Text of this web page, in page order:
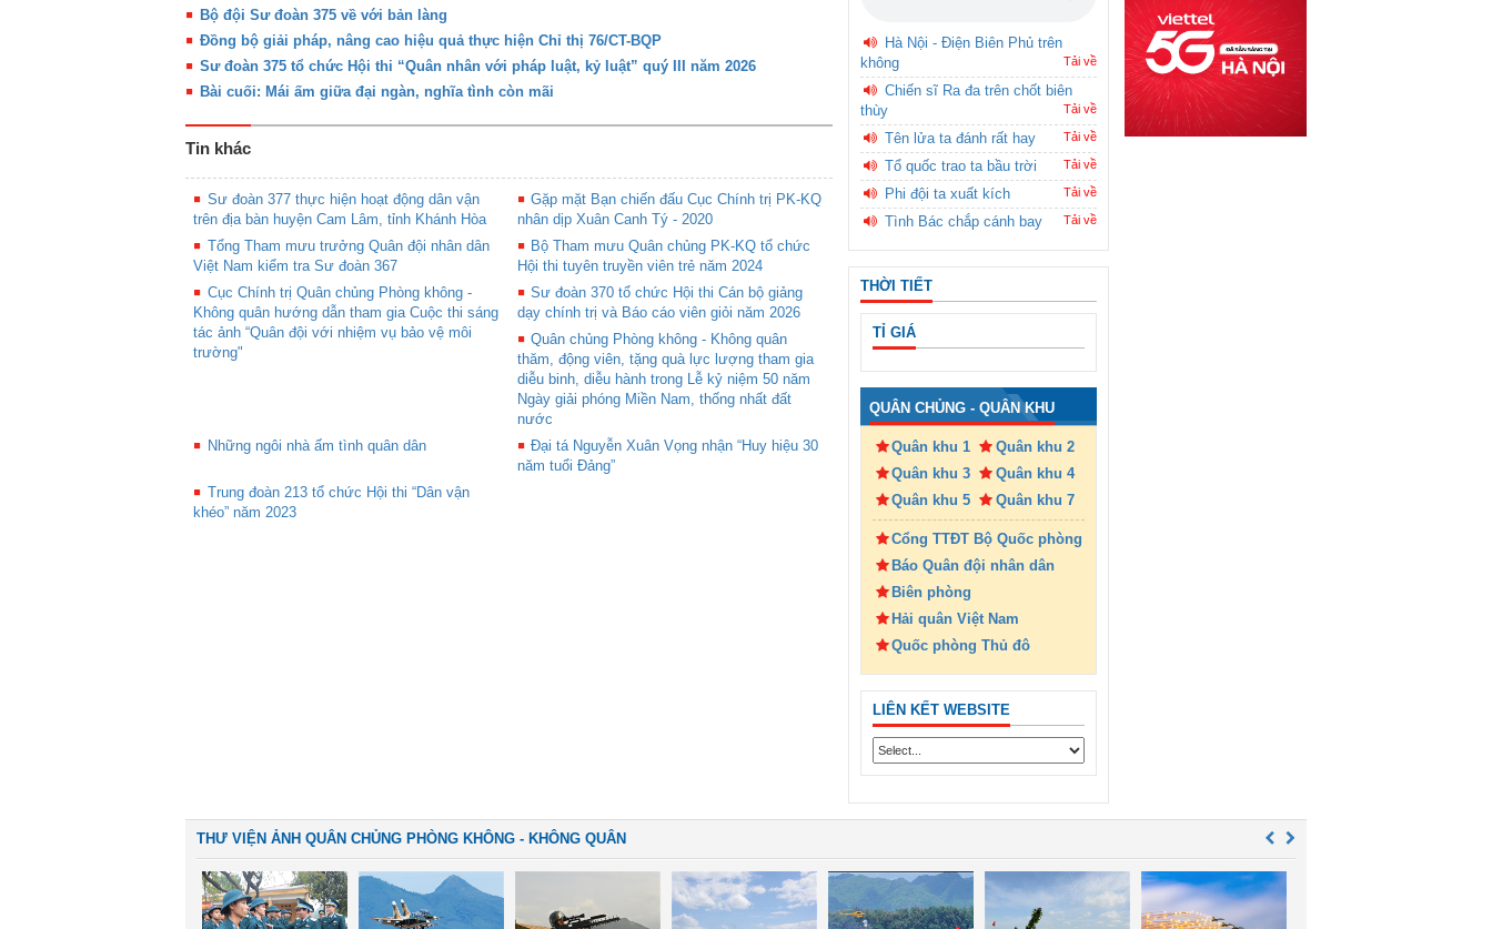
Bộ đội Sư đoàn 375 về với bản làng
Đồng bộ giải pháp, nâng cao hiệu quả thực hiện Chỉ thị 76/CT-BQP
Sư đoàn 375 tổ chức Hội thi “Quân nhân với pháp luật, kỷ luật” quý III năm 2026
Bài cuối: Mái ấm giữa đại ngàn, nghĩa tình còn mãi
Tin khác
Sư đoàn 377 thực hiện hoạt động dân vận
trên địa bàn huyện Cam Lâm, tỉnh Khánh Hòa
Gặp mặt Bạn chiến đấu Cục Chính trị PK-KQ
nhân dịp Xuân Canh Tý - 2020
Tổng Tham mưu trưởng Quân đội nhân dân
Việt Nam kiểm tra Sư đoàn 367
Bộ Tham mưu Quân chủng PK-KQ tổ chức
Hội thi tuyên truyền viên trẻ năm 2024
Cục Chính trị Quân chủng Phòng không -
Không quân hướng dẫn tham gia Cuộc thi sáng
tác ảnh “Quân đội với nhiệm vụ bảo vệ môi
trường"
Sư đoàn 370 tổ chức Hội thi Cán bộ giảng
dạy chính trị và Báo cáo viên giỏi năm 2026
Quân chủng Phòng không - Không quân
thăm, động viên, tặng quà lực lượng tham gia
diễu binh, diễu hành trong Lễ kỷ niệm 50 năm
Ngày giải phóng Miền Nam, thống nhất đất
nước
Những ngôi nhà ấm tình quân dân
Đại tá Nguyễn Xuân Vọng nhận “Huy hiệu 30
năm tuổi Đảng”
Trung đoàn 213 tổ chức Hội thi “Dân vận
khéo” năm 2023
Hà Nội - Điện Biên Phủ trên
không
Tải về
Chiến sĩ Ra đa trên chốt biên
thùy
Tải về
Tên lửa ta đánh rất hay Tải về
Tổ quốc trao ta bầu trời Tải về
Phi đội ta xuất kích Tải về
Tình Bác chắp cánh bay Tải về
THỜI TIẾT
TỈ GIÁ
QUÂN CHỦNG - QUÂN KHU
Quân khu 1
Quân khu 2
Quân khu 3
Quân khu 4
Quân khu 5
Quân khu 7
Cổng TTĐT Bộ Quốc phòng
Báo Quân đội nhân dân
Biên phòng
Hải quân Việt Nam
Quốc phòng Thủ đô
LIÊN KẾT WEBSITE
THƯ VIỆN ẢNH QUÂN CHỦNG PHÒNG KHÔNG - KHÔNG QUÂN